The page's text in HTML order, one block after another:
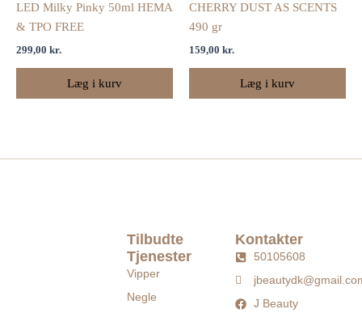
LED Milky Pinky 50ml HEMA
& TPO FREE
299,00 kr.
Læg i kurv
CHERRY DUST AS SCENTS
490 gr
159,00 kr.
Læg i kurv
Tilbudte
Tjenester
Vipper
Negle
Kontakter
50105608
J Beauty